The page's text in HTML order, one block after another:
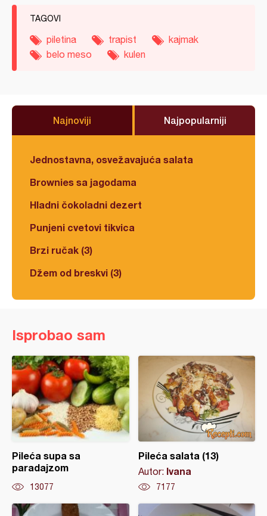
TAGOVI
piletina trapist
kajmak
belo meso
kulen
Najnoviji Najpopularniji
Jednostavna, osvežavajuća salata
Brownies sa jagodama
Hladni čokoladni dezert
Punjeni cvetovi tikvica
Brzi ručak (3)
Džem od breskvi (3)
Isprobao sam
Pileća supa sa
paradajzom
13077
Pileća salata (13)
Autor: Ivana
7177